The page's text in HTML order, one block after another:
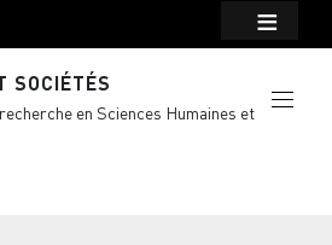
SOCIÉTÉS
en Sciences Humaines et